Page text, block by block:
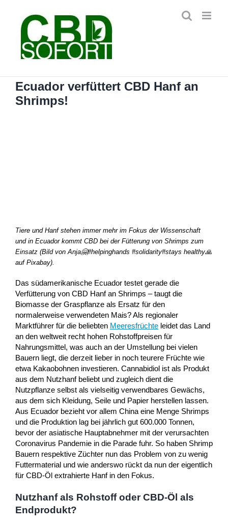
springen
Ecuador verfüttert CBD Hanf an
Shrimps!
Tiere und Hanf stehen immer mehr im Fokus der Wissenschaft
und in Ecuador kommt CBD bei der Fütterung von Shrimps zum
Einsatz (Bild von Anja🤗#helpinghands #solidarity#stays healthy🙏
auf Pixabay).
Das südamerikanische Ecuador testet gerade die
Verfütterung von CBD Hanf an Shrimps – taugt die
Biomasse der Graspflanze als Ersatz für den
normalerweise verwendeten Mais? Als regionaler
Marktführer für die beliebten Meeresfrüchte leidet das Land
an den weltweit recht hohen Rohstoffpreisen für
Nahrungsmittel, was auch an der Umstellung bei vielen
Bauern liegt, die derzeit lieber in noch teurere Früchte wie
etwa Kakaobohnen investieren. Cannabidiol ist als Produkt
aus dem Nutzhanf beliebt und zugleich dient die
Nutzpflanze selbst als vielseitig verwendbares Gewächs,
aus dem sich Kleidung, Seile und Papier herstellen lassen.
Aus Ecuador bezieht vor allem China eine Menge Shrimps
und die Produktion lag bei jährlich gut 600.000 Tonnen,
bevor der asiatische Hauptabnehmer mit der verursachten
Coronavirus Pandemie in die Parade fuhr. So haben Shrimp
Bauern respektive Züchter nun das Problem von zu wenig
Futtermaterial und wie anderswo rückt da nun der eigentlich
für CBD-Öl extrahierte Hanf in den Fokus.
Nutzhanf als Rohstoff oder CBD-Öl als
Endprodukt?